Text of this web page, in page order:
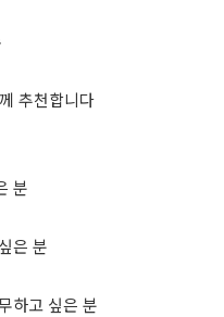
추천합니다
분
은 분
하고 싶은 분